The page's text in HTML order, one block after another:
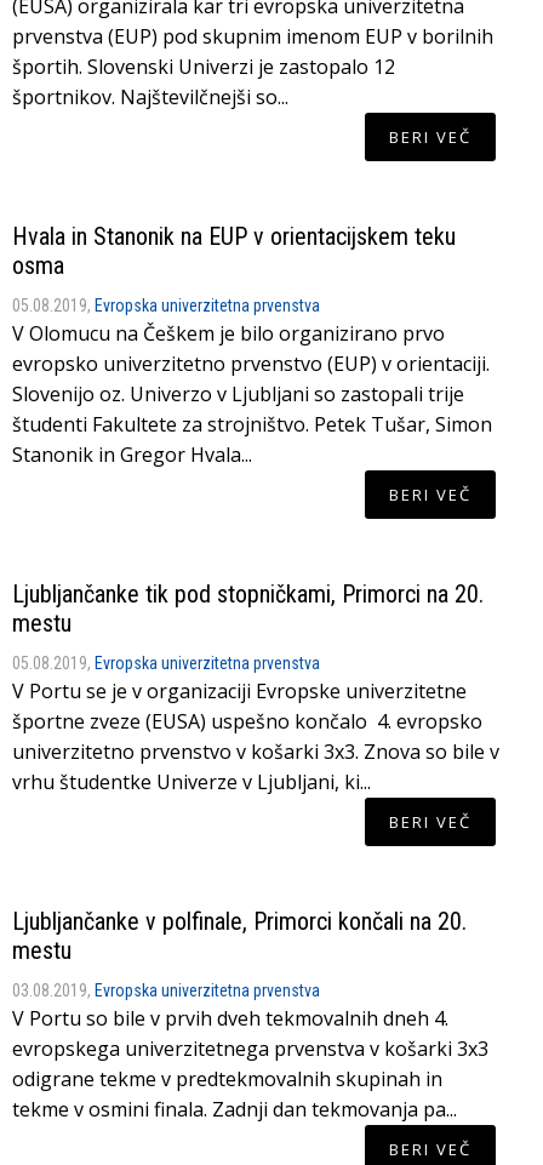
(EUSA) organizirala kar tri evropska univerzitetna
prvenstva (EUP) pod skupnim imenom EUP v borilnih
športih. Slovenski Univerzi je zastopalo 12
športnikov. Najštevilčnejši so...
BERI VEČ
Hvala in Stanonik na EUP v orientacijskem teku
osma
05.08.2019, Evropska univerzitetna prvenstva
V Olomucu na Češkem je bilo organizirano prvo
evropsko univerzitetno prvenstvo (EUP) v orientaciji.
Slovenijo oz. Univerzo v Ljubljani so zastopali trije
študenti Fakultete za strojništvo. Petek Tušar, Simon
Stanonik in Gregor Hvala...
BERI VEČ
Ljubljančanke tik pod stopničkami, Primorci na 20.
mestu
05.08.2019, Evropska univerzitetna prvenstva
V Portu se je v organizaciji Evropske univerzitetne
športne zveze (EUSA) uspešno končalo 4. evropsko
univerzitetno prvenstvo v košarki 3x3. Znova so bile v
vrhu študentke Univerze v Ljubljani, ki...
BERI VEČ
Ljubljančanke v polfinale, Primorci končali na 20.
mestu
03.08.2019, Evropska univerzitetna prvenstva
V Portu so bile v prvih dveh tekmovalnih dneh 4.
evropskega univerzitetnega prvenstva v košarki 3x3
odigrane tekme v predtekmovalnih skupinah in
tekme v osmini finala. Zadnji dan tekmovanja pa...
BERI VEČ